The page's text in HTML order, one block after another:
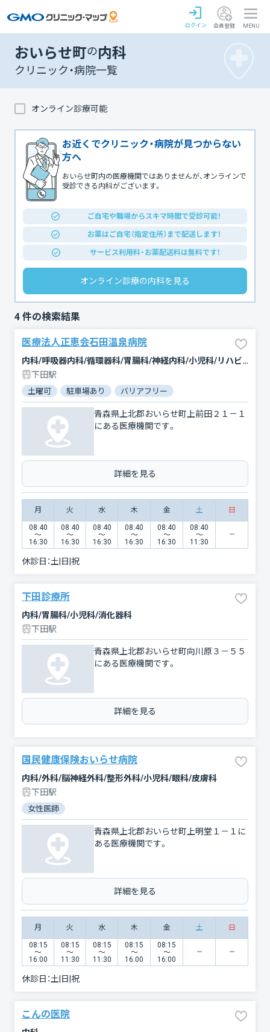
ログイン 会員登録 MENU
おいらせ町の内科
クリニック・病院一覧
オンライン診療可能
お近くでクリニック・病院が見つからない
方へ
おいらせ町内の医療機関ではありませんが、オンラインで
受診できる内科がございます。
ご自宅や職場からスキマ時間で受診可能！
お薬はご自宅（指定住所）まで配送します！
サービス利用料・お薬配送料は無料です！
オンライン診療の内科を見る
4 件の検索結果
医療法人正恵会石田温泉病院
内科/呼吸器内科/循環器科/胃腸科/神経内科/小児科/リハビリテーション/放射線科
下田駅
土曜可 駐車場あり バリアフリー
青森県上北郡おいらせ町上前田２１－１
にある医療機関です。
詳細を見る
月 火 水 木 金 土 日
08:40
〜
16:30
08:40
〜
16:30
08:40
〜
16:30
08:40
〜
16:30
08:40
〜
16:30
08:40
〜
11:30
休診日：土|日|祝
下田診療所
内科/胃腸科/小児科/消化器科
下田駅
青森県上北郡おいらせ町向川原３－５５
にある医療機関です。
詳細を見る
国民健康保険おいらせ病院
内科/外科/脳神経外科/整形外科/小児科/眼科/皮膚科
下田駅
女性医師
青森県上北郡おいらせ町上明堂１－１に
ある医療機関です。
詳細を見る
月 火 水 木 金 土 日
08:15
〜
16:00
08:15
〜
11:30
08:15
〜
11:30
08:15
〜
16:00
08:15
〜
16:00
休診日：土|日|祝
こんの医院